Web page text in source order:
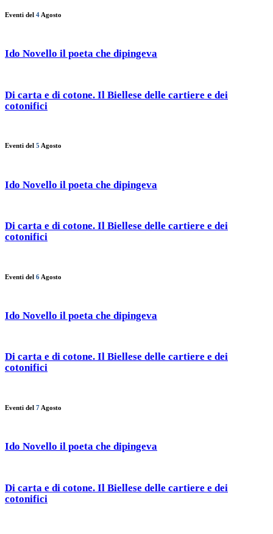
Eventi del 4 Agosto
Ido Novello il poeta che dipingeva
Di carta e di cotone. Il Biellese delle cartiere e dei
cotonifici
Eventi del 5 Agosto
Ido Novello il poeta che dipingeva
Di carta e di cotone. Il Biellese delle cartiere e dei
cotonifici
Eventi del 6 Agosto
Ido Novello il poeta che dipingeva
Di carta e di cotone. Il Biellese delle cartiere e dei
cotonifici
Eventi del 7 Agosto
Ido Novello il poeta che dipingeva
Di carta e di cotone. Il Biellese delle cartiere e dei
cotonifici